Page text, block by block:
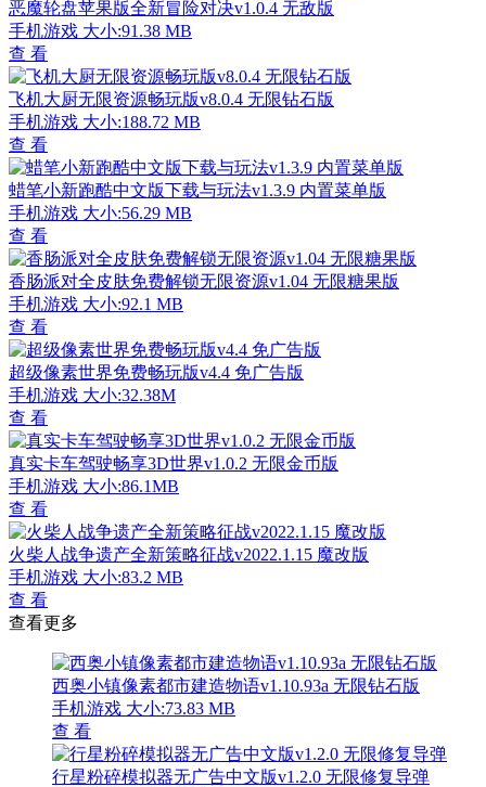
恶魔轮盘苹果版全新冒险对决v1.0.4 无敌版
手机游戏 大小:91.38 MB
查 看
飞机大厨无限资源畅玩版v8.0.4 无限钻石版
手机游戏 大小:188.72 MB
查 看
蜡笔小新跑酷中文版下载与玩法v1.3.9 内置菜单版
手机游戏 大小:56.29 MB
查 看
香肠派对全皮肤免费解锁无限资源v1.04 无限糖果版
手机游戏 大小:92.1 MB
查 看
超级像素世界免费畅玩版v4.4 免广告版
手机游戏 大小:32.38M
查 看
真实卡车驾驶畅享3D世界v1.0.2 无限金币版
手机游戏 大小:86.1MB
查 看
火柴人战争遗产全新策略征战v2022.1.15 魔改版
手机游戏 大小:83.2 MB
查 看
查看更多
西奥小镇像素都市建造物语v1.10.93a 无限钻石版
手机游戏 大小:73.83 MB
查 看
行星粉碎模拟器无广告中文版v1.2.0 无限修复导弹